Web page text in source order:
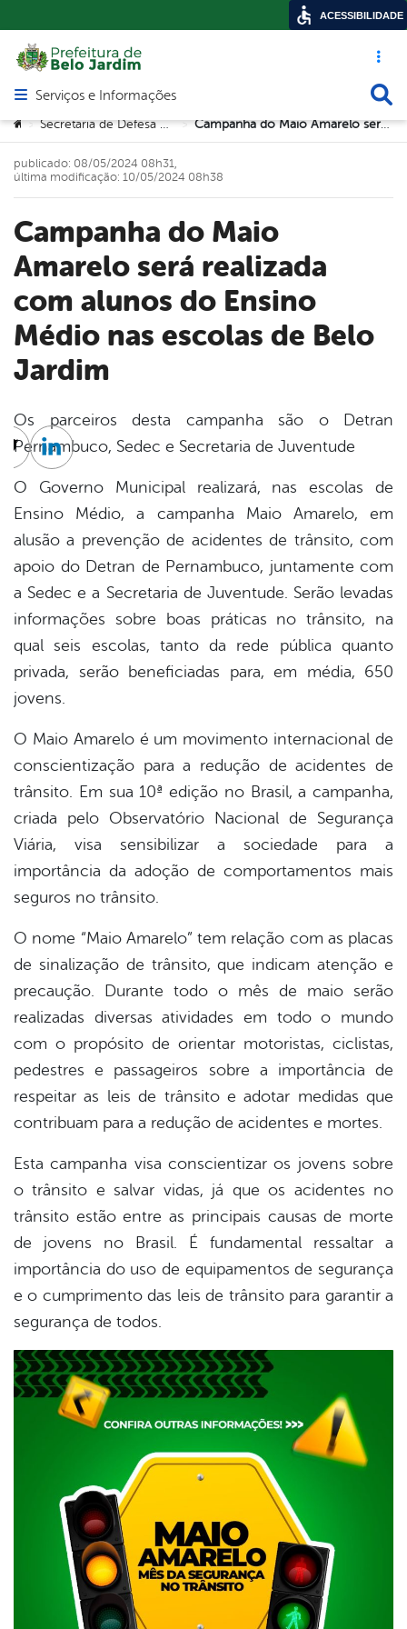
Acesso
Abrir menu principal de navegação
Serviços e Informações
Você está aqui:
> Secretaria de Defesa Cidadã (SEDEC) > Campanha do Maio Amarelo será realizada com alunos do Ensino Médio nas escolas de Belo Jardim
Campanha do Maio
Amarelo será realizada
com alunos do Ensino
Médio nas escolas de Belo
Jardim
publicado: 08/05/2024 08h31,
última modificação: 10/05/2024 08h38
Os parceiros desta campanha são o Detran
Pernambuco, Sedec e Secretaria de Juventude
O Governo Municipal realizará, nas escolas de
Ensino Médio, a campanha Maio Amarelo, em
alusão a prevenção de acidentes de trânsito, com
apoio do Detran de Pernambuco, juntamente com
a Sedec e a Secretaria de Juventude. Serão levadas
informações sobre boas práticas no trânsito, na
qual seis escolas, tanto da rede pública quanto
privada, serão beneficiadas para, em média, 650
jovens.
O Maio Amarelo é um movimento internacional de
conscientização para a redução de acidentes de
trânsito. Em sua 10ª edição no Brasil, a campanha,
criada pelo Observatório Nacional de Segurança
Viária, visa sensibilizar a sociedade para a
importância da adoção de comportamentos mais
seguros no trânsito.
O nome “Maio Amarelo” tem relação com as placas
de sinalização de trânsito, que indicam atenção e
precaução. Durante todo o mês de maio serão
realizadas diversas atividades em todo o mundo
com o propósito de orientar motoristas, ciclistas,
pedestres e passageiros sobre a importância de
respeitar as leis de trânsito e adotar medidas que
contribuam para a redução de acidentes e mortes.
Esta campanha visa conscientizar os jovens sobre
o trânsito e salvar vidas, já que os acidentes no
trânsito estão entre as principais causas de morte
de jovens no Brasil. É fundamental ressaltar a
importância do uso de equipamentos de segurança
e o cumprimento das leis de trânsito para garantir a
segurança de todos.
TwitterLinkedin
ACESSIBILIDADE